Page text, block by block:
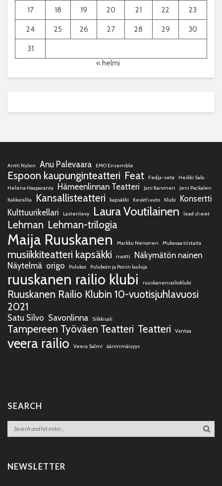
17 18 19 20 21 22 23
24 25 26 27 28 29 30
31
« helmi
Antti Nylen Anu Palevaara EMO Ensemble
Espoon kaupunginteatteri Feat Fedja-setä
Heikki Salo
Helena Haaparanta
Hämeenlinnan Teatteri Jani Karvinen
Jeni Packalen
Kakkarallia
Kansallisteatteri kapsäkki Keväthuuto Klubi
Konsertti
Kulttuurikellari
Lastenlevy Laura Voutilainen lead sheet
Lehman Lehman-trilogia
Maija Ruuskanen Markku Nenonen Mukavaa tiistaita
musiikkiteatteri kapsäkki nuotti
Näkymätön nainen
Näytelmä origo Puluboi Puluboin ja Ponin lauluja
ruuskanen railio klubi ruuskanenrailioklubi
Ruuskanen Railio Klubin 10-vuotisjuhlavuosi
2021
Satu Silvo Savonlinna Silkkisali
Tampereen Työväen Teatteri Teatteri Vantaa
veera railio Veera Salmi äärimmäisyys
SEARCH
NEWSLETTER